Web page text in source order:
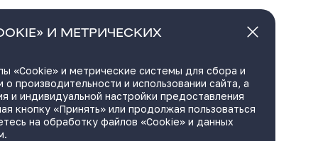
И МЕТРИЧЕСКИХ
«Cookie» и метрические системы для сбора и
производительности и использовании сайта, а
и индивидуальной настройки предоставления
кнопку «Принять» или продолжая пользоваться
на обработку файлов «Cookie» и данных